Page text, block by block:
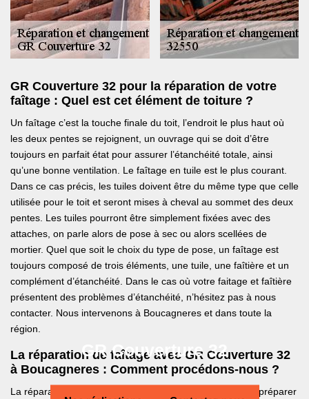
GR Couverture 32
GR Couverture 32 pour la réparation de votre
faîtage : Quel est cet élément de toiture ?
Un faîtage c’est la touche finale du toit, l’endroit le plus haut où
les deux pentes se rejoignent, un ouvrage qui se doit d’être
toujours en parfait état pour assurer l’étanchéité totale, ainsi
qu’une bonne ventilation. Le faîtage en tuile est le plus courant.
Dans ce cas précis, les tuiles doivent être du même type que celle
utilisée pour le toit et seront mises à cheval au sommet des deux
pentes. Les tuiles pourront être simplement fixées avec des
attaches, on parle alors de pose à sec ou alors scellées de
mortier. Quel que soit le choix du type de pose, un faîtage est
toujours composé de trois éléments, une tuile, une faîtière et un
complément d’étanchéité. Dans le cas où votre faitage et faîtière
présentent des problèmes d’étanchéité, n’hésitez pas à nous
contacter. Nous intervenons à Boucagneres et dans toute la
région.
La réparation de faîtage avec GR Couverture 32
à Boucagneres : Comment procédons-nous ?
La réparation de faîtage se fait en principe en 4 étapes : préparer